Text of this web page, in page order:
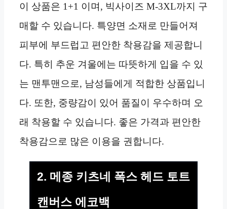
이 상품은 1+1 이며, 빅사이즈 M-3XL까지 구
매할 수 있습니다. 특양면 소재로 만들어져
피부에 부드럽고 편안한 착용감을 제공합니
다. 특히 추운 겨울에는 따뜻하게 입을 수 있
는 맨투맨으로, 남성들에게 적합한 상품입니
다. 또한, 중량감이 있어 품질이 우수하며 오
래 착용할 수 있습니다. 좋은 가격과 편안한
착용감으로 많은 이용을 권합니다.
2. 메종 키츠네 폭스 헤드 토트
캔버스 에코백